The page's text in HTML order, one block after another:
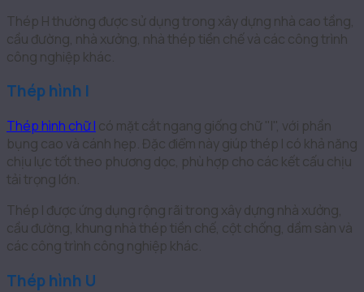
Thép H thường được sử dụng trong xây dựng nhà cao tầng,
cầu đường, nhà xưởng, nhà thép tiền chế và các công trình
công nghiệp khác.
Thép hình I
Thép hình chữ I có mặt cắt ngang giống chữ "I", với phần
bụng cao và cánh hẹp. Đặc điểm này giúp thép I có khả năng
chịu lực tốt theo phương dọc, phù hợp cho các kết cấu chịu
tải trọng lớn.
Thép I được ứng dụng rộng rãi trong xây dựng nhà xưởng,
cầu đường, khung nhà thép tiền chế, cột chống, dầm sàn và
các công trình công nghiệp khác.
Thép hình U